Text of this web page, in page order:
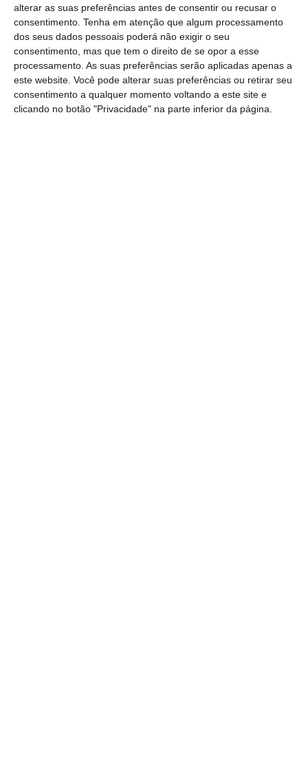
alterar as suas preferências antes de consentir ou recusar o
consentimento. Tenha em atenção que algum processamento
dos seus dados pessoais poderá não exigir o seu
consentimento, mas que tem o direito de se opor a esse
processamento. As suas preferências serão aplicadas apenas a
este website. Você pode alterar suas preferências ou retirar seu
consentimento a qualquer momento voltando a este site e
clicando no botão "Privacidade" na parte inferior da página.
O mercado português pode
continuar a consolidar e a SC
Fitness quer liderar esse